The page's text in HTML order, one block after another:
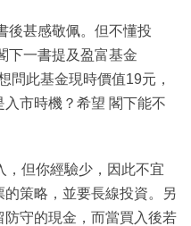
後甚感敬佩。但不懂投
下一書提及盈富基金
問此基金現時價值19元，
市時機？希望 閣下能不
，但你經驗少，因此不宜
策略，並要長線投資。另
守的現金，而當買入後若